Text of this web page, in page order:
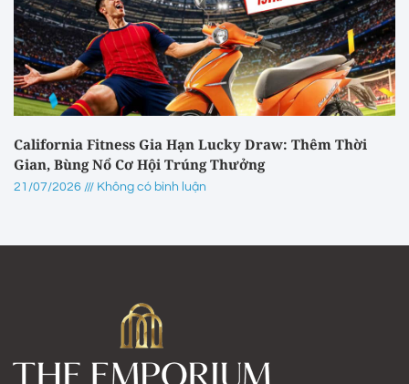
California Fitness Gia Hạn Lucky Draw: Thêm Thời
Gian, Bùng Nổ Cơ Hội Trúng Thưởng
21/07/2026 Không có bình luận